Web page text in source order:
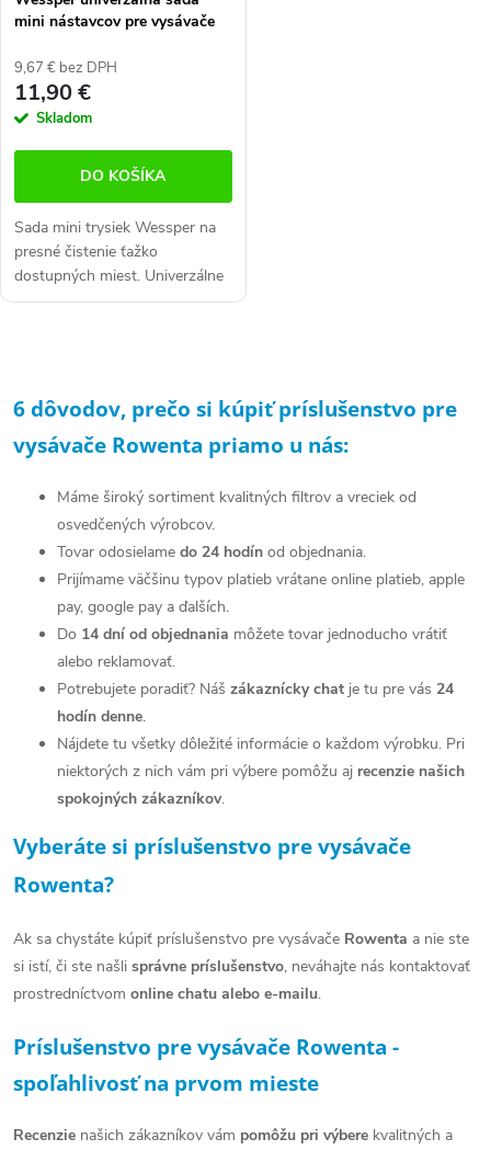
mini nástavcov pre vysávače
9,67 € bez DPH
11,90 €
Skladom
DO KOŠÍKA
Sada mini trysiek Wessper na
presné čistenie ťažko
dostupných miest. Univerzálne
použitie, rýchla výmena
v
l
k
y
ý
p
i
s
6 dôvodov, prečo si kúpiť príslušenstvo pre
vysávače Rowenta priamo u nás:
Máme široký sortiment kvalitných filtrov a vreciek od
osvedčených výrobcov.
Tovar odosielame do 24 hodín od objednania.
Prijímame väčšinu typov platieb vrátane online platieb, apple
pay, google pay a ďalších.
Do 14 dní od objednania môžete tovar jednoducho vrátiť
alebo reklamovať.
Potrebujete poradiť? Náš zákaznícky chat je tu pre vás 24
hodín denne.
Nájdete tu všetky dôležité informácie o každom výrobku. Pri
niektorých z nich vám pri výbere pomôžu aj recenzie našich
spokojných zákazníkov.
Vyberáte si príslušenstvo pre vysávače
Rowenta?
Ak sa chystáte kúpiť príslušenstvo pre vysávače Rowenta a nie ste
si istí, či ste našli správne príslušenstvo, neváhajte nás kontaktovať
prostredníctvom online chatu alebo e-mailu.
Príslušenstvo pre vysávače Rowenta -
spoľahlivosť na prvom mieste
Recenzie našich zákazníkov vám pomôžu pri výbere kvalitných a